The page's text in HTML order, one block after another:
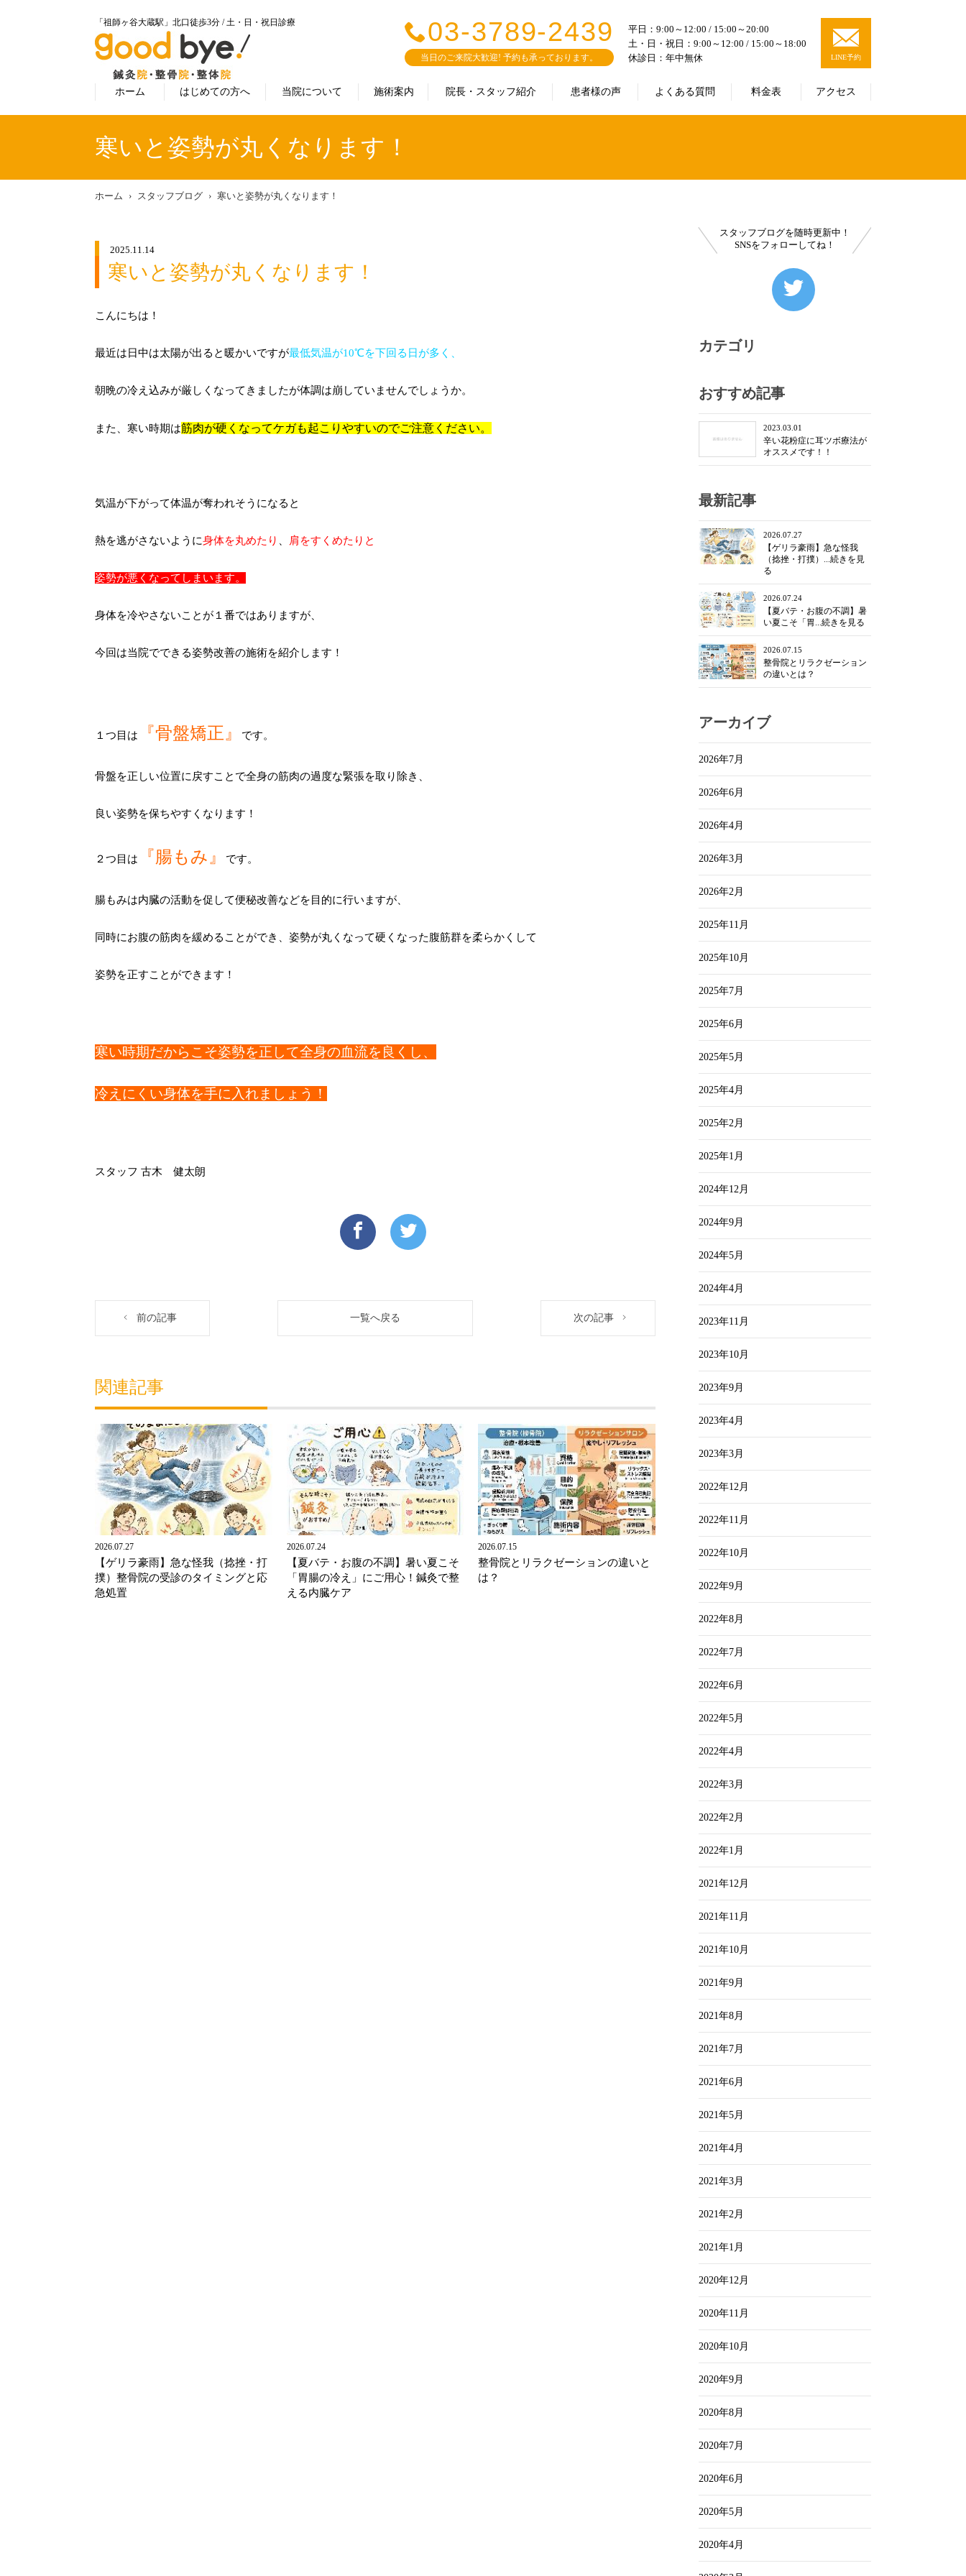
「祖師ヶ谷大蔵駅」北口徒歩3分 / 土・日・祝日診療
ホーム はじめての方へ 当院について 施術案内 院長・スタッフ紹介 患者様の声 よくある質問 料金表 アクセス
03-3789-2439
当日のご来院大歓迎! 予約も承っております。
平日：9:00～12:00 / 15:00～20:00
土・日・祝日：9:00～12:00 / 15:00～18:00
休診日：年中無休
LINE予約
寒いと姿勢が丸くなります！
ホーム スタッフブログ 寒いと姿勢が丸くなります！
2025.11.14
寒いと姿勢が丸くなります！
こんにちは！
最近は日中は太陽が出ると暖かいですが最低気温が10℃を下回る日が多く、
朝晩の冷え込みが厳しくなってきましたが体調は崩していませんでしょうか。
また、寒い時期は筋肉が硬くなってケガも起こりやすいのでご注意ください。
気温が下がって体温が奪われそうになると
熱を逃がさないように身体を丸めたり 肩をすくめたりと
姿勢が悪くなってしまいます。
身体を冷やさないことが１番ではありますが、
今回は当院でできる姿勢改善の施術を紹介します！
１つ目は 『骨盤矯正』 です。
骨盤を正しい位置に戻すことで全身の筋肉の過度な緊張を取り除き、
良い姿勢を保ちやすくなります！
２つ目は 『腸もみ』 です。
腸もみは内臓の活動を促して便秘改善などを目的に行いますが、
同時にお腹の筋肉を緩めることができ、姿勢が丸くなって硬くなった腹筋群を柔らかくして
姿勢を正すことができます！
寒い時期だからこそ姿勢を正して全身の血流を良くし、
冷えにくい身体を手に入れましょう！
スタッフ 古木 健太朗
前の記事 次の記事
一覧へ戻る
関連記事
2026.07.27
【ゲリラ豪雨】急な怪我（捻挫・打
撲）整骨院の受診のタイミングと応
急処置
2026.07.24
【夏バテ・お腹の不調】暑い夏こそ
「胃腸の冷え」にご用心！鍼灸で整
える内臓ケア
2026.07.15
整骨院とリラクゼーションの違いと
は？
スタッフブログを随時更新中！
SNSをフォローしてね！
カテゴリ
おすすめ記事
2023.03.01
辛い花粉症に耳ツボ療法が
オススメです！！
最新記事
2026.07.27
【ゲリラ豪雨】急な怪我
（捻挫・打撲）...続きを見
る
2026.07.24
【夏バテ・お腹の不調】暑
い夏こそ「胃...続きを見る
2026.07.15
整骨院とリラクゼーション
の違いとは？
アーカイブ
2026年7月
2026年6月
2026年4月
2026年3月
2026年2月
2025年11月
2025年10月
2025年7月
2025年6月
2025年5月
2025年4月
2025年2月
2025年1月
2024年12月
2024年9月
2024年5月
2024年4月
2023年11月
2023年10月
2023年9月
2023年4月
2023年3月
2022年12月
2022年11月
2022年10月
2022年9月
2022年8月
2022年7月
2022年6月
2022年5月
2022年4月
2022年3月
2022年2月
2022年1月
2021年12月
2021年11月
2021年10月
2021年9月
2021年8月
2021年7月
2021年6月
2021年5月
2021年4月
2021年3月
2021年2月
2021年1月
2020年12月
2020年11月
2020年10月
2020年9月
2020年8月
2020年7月
2020年6月
2020年5月
2020年4月